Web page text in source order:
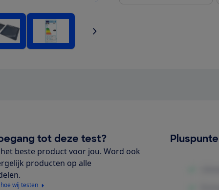
tot deze test?
beste product voor jou. Word ook
producten op alle
wij testen